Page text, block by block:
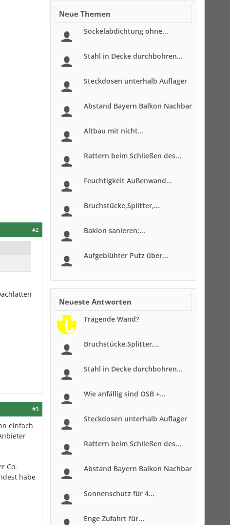
#2
#3
einfach
Co.
habe
Neue Themen
Sockelabdichtung ohne...
Stahl in Decke durchbohren...
Steckdosen unterhalb Auflager
Abstand Bayern Balkon Nachbar
Altbau mit nicht...
Rattern beim Schließen des...
Feuchtigkeit Außenwand...
Bruchstücke,Splitter,...
Baklon sanieren;...
Aufgeblühter Putz über...
Neueste Antworten
Tragende Wand?
Bruchstücke,Splitter,...
Stahl in Decke durchbohren...
Wie anfällig sind OSB +...
Steckdosen unterhalb Auflager
Rattern beim Schließen des...
Abstand Bayern Balkon Nachbar
Sonnenschutz für 4...
Enge Zufahrt für...